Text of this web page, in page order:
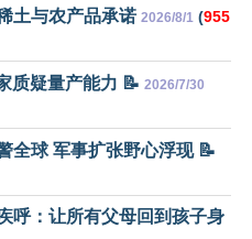
土与农产品承诺 2026/8/1 (955
疑量产能力 📝 2026/7/30
全球 军事扩张野心浮现 📝
呼：让所有父母回到孩子身